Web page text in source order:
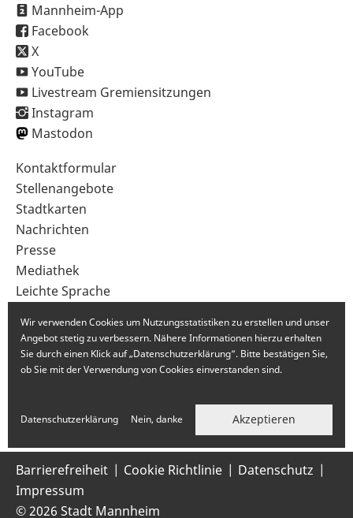
Mannheim-App
Facebook
X
YouTube
Livestream Gremiensitzungen
Instagram
Mastodon
Sekundärnavigation
im
Fußbereich
Kontaktformular
Stellenangebote
Stadtkarten
Nachrichten
Presse
Mediathek
Leichte Sprache
Barrierefreiheit Cookie Richtlinie
Datenschutz
Impressum
© 2026 Stadt Mannheim
Wir verwenden Cookies um Nutzungsstatistiken zu erstellen und unser
Angebot stetig zu verbessern. Nähere Informationen hierzu erhalten
Sie durch einen Klick auf „Datenschutzerklärung“. Bitte bestätigen Sie,
ob Sie mit der Verwendung von Cookies einverstanden sind.
Datenschutzerklärung Nein, danke Akzeptieren